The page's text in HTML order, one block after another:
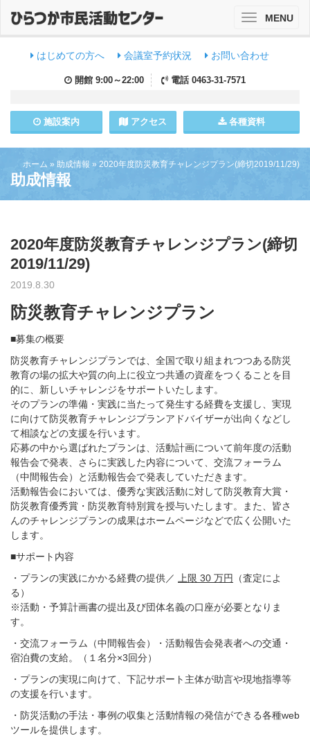
はじめての方へ 会議室予約状況 お問い合わせ
開館 9:00～22:00 電話 0463-31-7571
施設案内 アクセス 各種資料
ToggleMENU
ホーム » 助成情報 » 2020年度防災教育チャレンジプラン(締切2019/11/29)
助成情報
2020年度防災教育チャレンジプラン(締切
2019/11/29)
2019.8.30
防災教育チャレンジプラン
■募集の概要
防災教育チャレンジプランでは、全国で取り組まれつつある防災
教育の場の拡大や質の向上に役立つ共通の資産をつくることを目
的に、新しいチャレンジをサポートいたします。
そのプランの準備・実践に当たって発生する経費を支援し、実現
に向けて防災教育チャレンジプランアドバイザーが出向くなどし
て相談などの支援を行います。
応募の中から選ばれたプランは、活動計画について前年度の活動
報告会で発表、さらに実践した内容について、交流フォーラム
（中間報告会）と活動報告会で発表していただきます。
活動報告会においては、優秀な実践活動に対して防災教育大賞・
防災教育優秀賞・防災教育特別賞を授与いたします。また、皆さ
んのチャレンジプランの成果はホームページなどで広く公開いた
します。
■サポート内容
・プランの実践にかかる経費の提供／
上限 30 万円
（査定によ
る）
※活動・予算計画書の提出及び団体名義の口座が必要となりま
す。
・交流フォーラム（中間報告会）・活動報告会発表者への交通・
宿泊費の支給。（１名分×3回分）
・プランの実現に向けて、下記サポート主体が助言や現地指導等
の支援を行います。
・防災活動の手法・事例の収集と活動情報の発信ができる各種web
ツールを提供します。